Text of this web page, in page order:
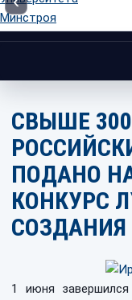
СВЫШЕ
ПОДАНО
КОНКУРС
1 июня